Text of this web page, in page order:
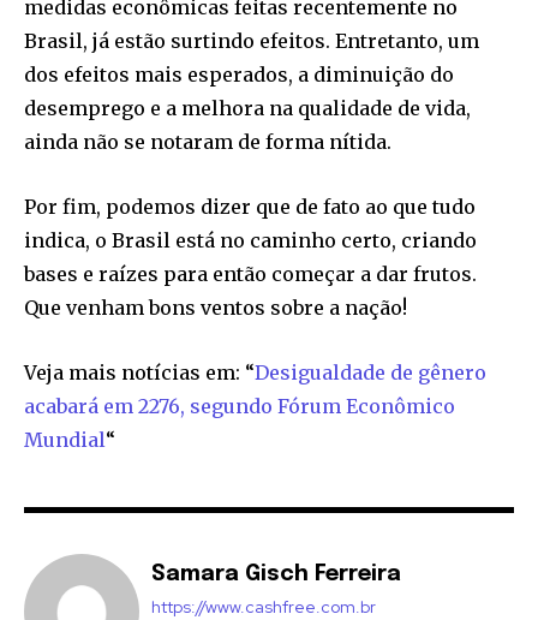
primary-font_global” f_counters_font_family=”tt-primary-
font_global”
medidas econômicas feitas recentemente no
Brasil, já estão surtindo efeitos. Entretanto, um
dos efeitos mais esperados, a diminuição do
desemprego e a melhora na qualidade de vida,
ainda não se notaram de forma nítida.
Por fim, podemos dizer que de fato ao que tudo
indica, o Brasil está no caminho certo, criando
bases e raízes para então começar a dar frutos.
Que venham bons ventos sobre a nação!
Veja mais notícias em: “Desigualdade de gênero
acabará em 2276, segundo Fórum Econômico
Mundial“
Samara Gisch Ferreira
https://www.cashfree.com.br